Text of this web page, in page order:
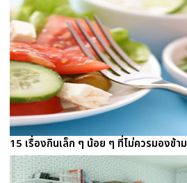
15 เรื่องกินเล็ก ๆ น้อย ๆ ที่ไม่ควรมองข้าม